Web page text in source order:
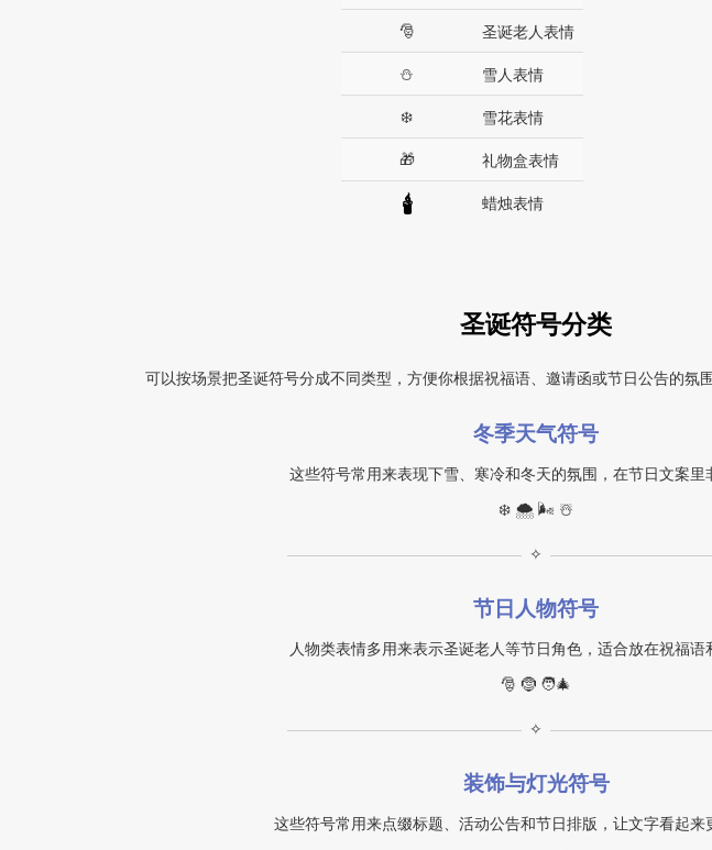
🎅
圣诞老人表情
⛄
雪人表情
❄️
雪花表情
🎁
礼物盒表情
🕯 蜡烛表情
圣诞符号分类
可以按场景把圣诞符号分成不同类型，方便你根据祝福语、邀请函或节日公告的氛
冬季天气符号
这些符号常用来表现下雪、寒冷和冬天的氛围，在节日文案里
❄️ 🌨️ 🌬️ ☃️
✧
节日人物符号
人物类表情多用来表示圣诞老人等节日角色，适合放在祝福语
🎅 🤶 🧑‍🎄
✧
装饰与灯光符号
这些符号常用来点缀标题、活动公告和节日排版，让文字看起来